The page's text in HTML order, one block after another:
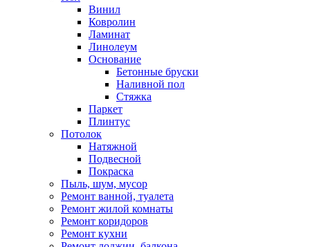
Винил
Ковролин
Ламинат
Линолеум
Основание
Бетонные бруски
Наливной пол
Стяжка
Паркет
Плинтус
Потолок
Натяжной
Подвесной
Покраска
Пыль, шум, мусор
Ремонт ванной, туалета
Ремонт жилой комнаты
Ремонт коридоров
Ремонт кухни